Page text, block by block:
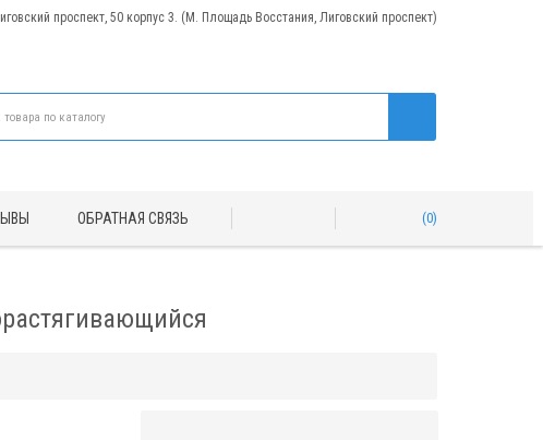
проспект, 50 корпус 3. (М. Площадь Восстания, Лиговский проспект)
ОБРАТНАЯ СВЯЗЬ 0